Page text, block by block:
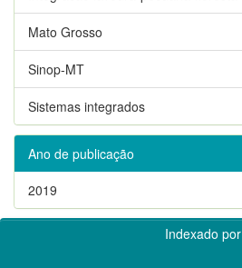
Mato Grosso
Sinop-MT
Sistemas integrados
Ano de publicação
2019
Indexado por